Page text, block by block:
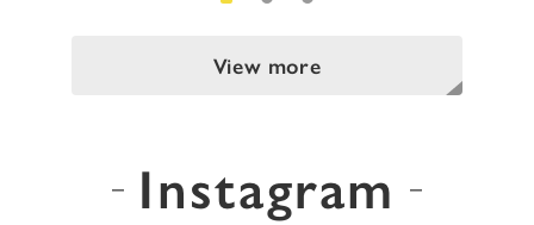
View more
Instagram